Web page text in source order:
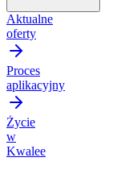
Aktualne
oferty
Proces
aplikacyjny
Życie
w
Kwalee